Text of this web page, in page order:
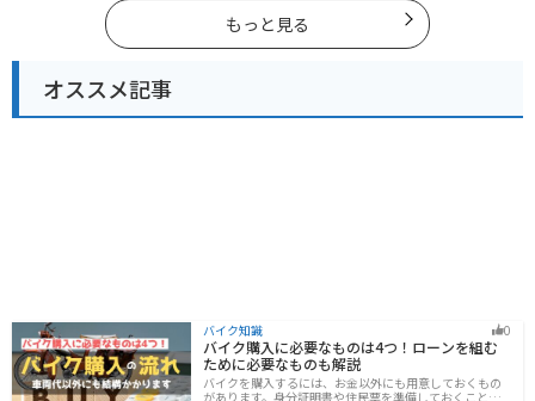
もっと見る
オススメ記事
バイク知識 0
バイク購入に必要なものは4つ！ローンを組む
ために必要なものも解説
バイクを購入するには、お金以外にも用意しておくもの
があります。身分証明書や住民票を準備しておくことで